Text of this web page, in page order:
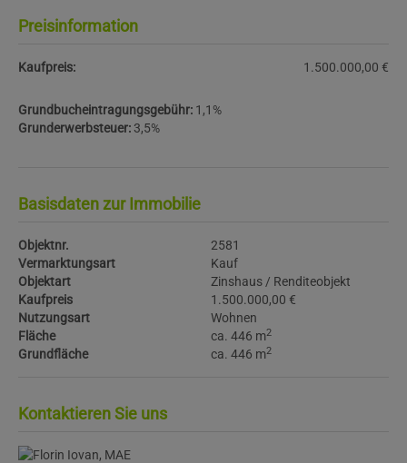
Preisinformation
Kaufpreis: 1.500.000,00 €
Grundbucheintragungsgebühr: 1,1%
Grunderwerbsteuer: 3,5%
Basisdaten zur Immobilie
Objektnr.
2581
Vermarktungsart
Kauf
Objektart
Zinshaus / Renditeobjekt
Kaufpreis
1.500.000,00 €
Nutzungsart
Wohnen
Fläche
ca. 446 m2
Grundfläche ca. 446 m2
Kontaktieren Sie uns